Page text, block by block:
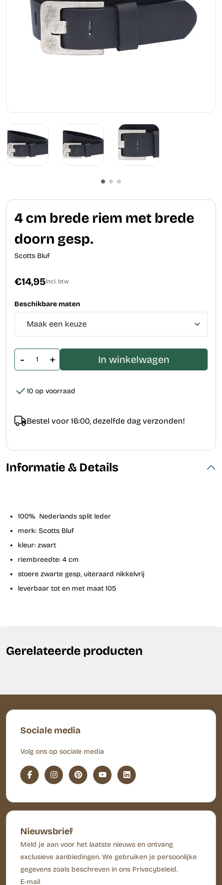
4 cm brede riem met brede
doorn gesp.
Scotts Bluf
€14,95Incl. btw
Beschikbare maten
- + In winkelwagen
10 op voorraad
Bestel voor 16:00, dezelfde dag verzonden!
Informatie & Details
100% Nederlands split leder
merk: Scotts Bluf
kleur: zwart
riembreedte: 4 cm
stoere zwarte gesp, uiteraard nikkelvrij
leverbaar tot en met maat 105
Gerelateerde producten
Sociale media
Volg ons op sociale media
Nieuwsbrief
Meld je aan voor het laatste nieuws en ontvang
exclusieve aanbiedingen. We gebruiken je persoonlijke
gegevens zoals beschreven in ons Privacybeleid.
E-mail